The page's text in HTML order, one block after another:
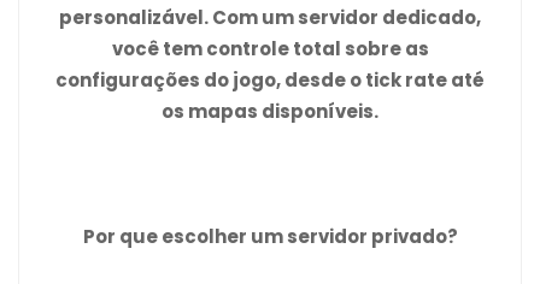
personalizável. Com um servidor dedicado,
você tem controle total sobre as
configurações do jogo, desde o tick rate até
os mapas disponíveis.
Por que escolher um servidor privado?